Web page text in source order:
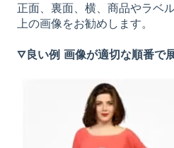
正面、裏面、横、商品やラベ
上の画像をお勧めします。
▽良い例 画像が適切な順番で